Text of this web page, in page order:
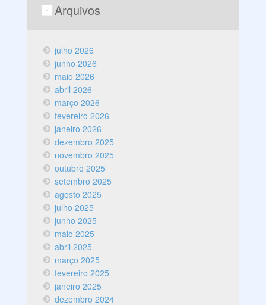
Arquivos
julho 2026
junho 2026
maio 2026
abril 2026
março 2026
fevereiro 2026
janeiro 2026
dezembro 2025
novembro 2025
outubro 2025
setembro 2025
agosto 2025
julho 2025
junho 2025
maio 2025
abril 2025
março 2025
fevereiro 2025
janeiro 2025
dezembro 2024